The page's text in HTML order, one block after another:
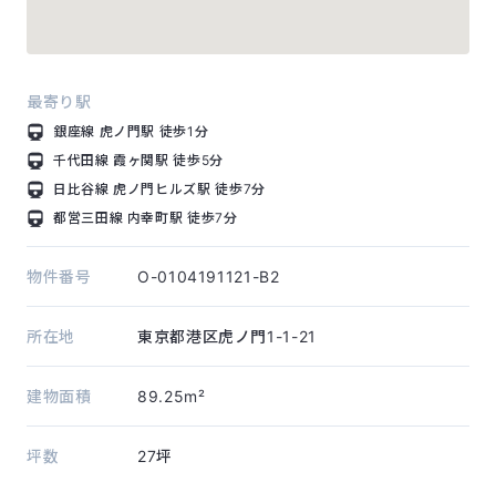
最寄り駅
銀座線 虎ノ門駅 徒歩1分
千代田線 霞ヶ関駅徒歩5分
日比谷線虎ノ門ヒルズ駅徒歩7分
都営三田線 内幸町駅徒歩7分
物件番号 O-0104191121-B2
所在地 東京都港区虎ノ門1-1-21
建物面積 89.25m²
坪数 27坪